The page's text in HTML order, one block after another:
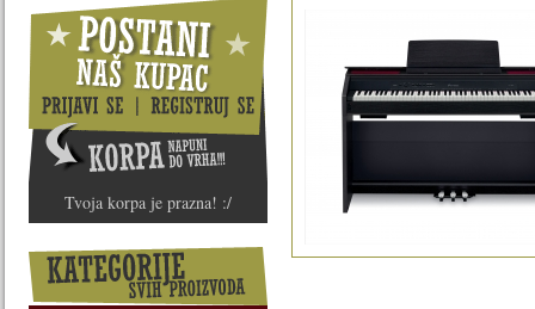
Tvoja korpa je prazna! :/